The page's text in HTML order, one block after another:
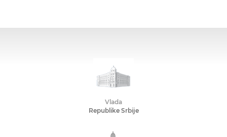
Vlada
Republike Srbije